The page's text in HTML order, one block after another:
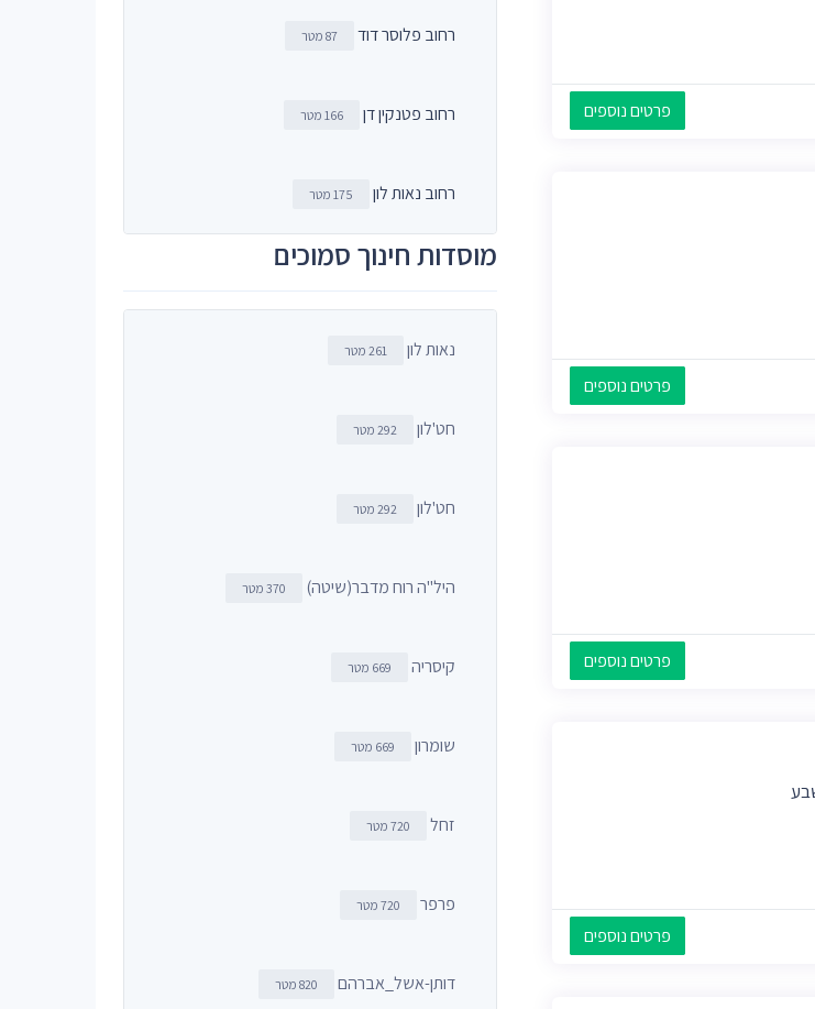
פרטים נוספים
פרטים נוספים
פרטים נוספים
פרטים נוספים
רחוב פלוסר דוד 87 מטר
רחוב פטנקין דן 166 מטר
רחוב נאות לון 175 מטר
מוסדות חינוך סמוכים
נאות לון 261 מטר
חט'לון 292 מטר
חט'לון 292 מטר
היל"ה רוח מדבר(שיטה) 370 מטר
קיסריה 669 מטר
שומרון 669 מטר
זחל 720 מטר
פרפר 720 מטר
דותן-אשל_אברהם 820 מטר